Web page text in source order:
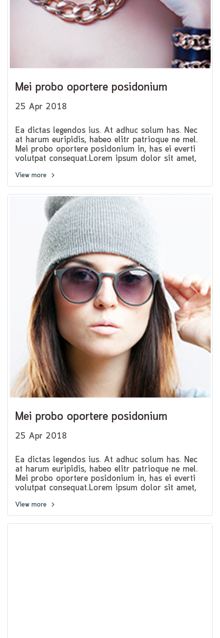
Mei probo oportere posidonium
25 Apr 2018
Ea dictas legendos ius. At adhuc solum has. Nec
at harum euripidis, habeo elitr patrioque ne mel.
Mei probo oportere posidonium in, has ei everti
volutpat consequat.Lorem ipsum dolor sit amet,
Ea dictas legendos ius. At adhuc solum has.
View more
Mei probo oportere posidonium
25 Apr 2018
Ea dictas legendos ius. At adhuc solum has. Nec
at harum euripidis, habeo elitr patrioque ne mel.
Mei probo oportere posidonium in, has ei everti
volutpat consequat.Lorem ipsum dolor sit amet,
Ea dictas legendos ius. At adhuc solum has.
View more